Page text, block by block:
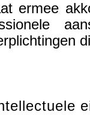
ermee